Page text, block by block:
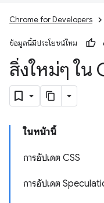
Chrome for Developers
ข้อมูลนี้มีประโยชน์ไหม
สิ่งใหม่ๆ ใน
ในหน้านี้
การอัปเดต CSS
การอัปเดต